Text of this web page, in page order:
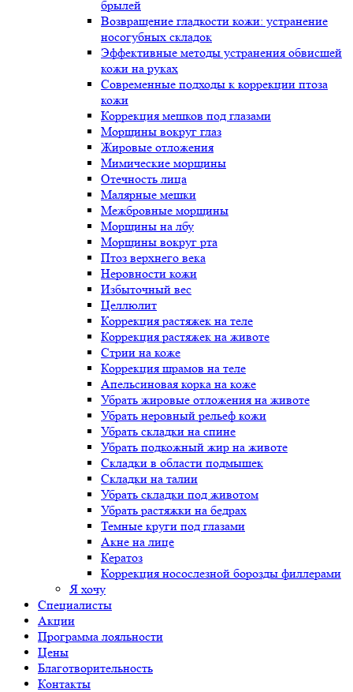
брылей
Возвращение гладкости кожи: устранение
носогубных складок
Эффективные методы устранения обвисшей
кожи на руках
Современные подходы к коррекции птоза
кожи
Коррекция мешков под глазами
Морщины вокруг глаз
Жировые отложения
Мимические морщины
Отечность лица
Малярные мешки
Межбровные морщины
Морщины на лбу
Морщины вокруг рта
Птоз верхнего века
Неровности кожи
Избыточный вес
Целлюлит
Коррекция растяжек на теле
Коррекция растяжек на животе
Стрии на коже
Коррекция шрамов на теле
Апельсиновая корка на коже
Убрать жировые отложения на животе
Убрать неровный рельеф кожи
Убрать складки на спине
Убрать подкожный жир на животе
Складки в области подмышек
Складки на талии
Убрать складки под животом
Убрать растяжки на бедрах
Темные круги под глазами
Акне на лице
Кератоз
Коррекция носослезной борозды филлерами
Я хочу
Специалисты
Акции
Программа лояльности
Цены
Благотворительность
Контакты